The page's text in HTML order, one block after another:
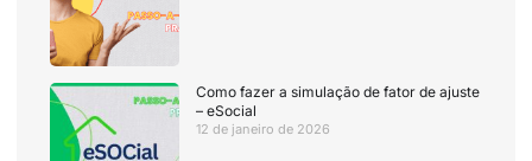
Como fazer a simulação de fator de ajuste
– eSocial
12 de janeiro de 2026